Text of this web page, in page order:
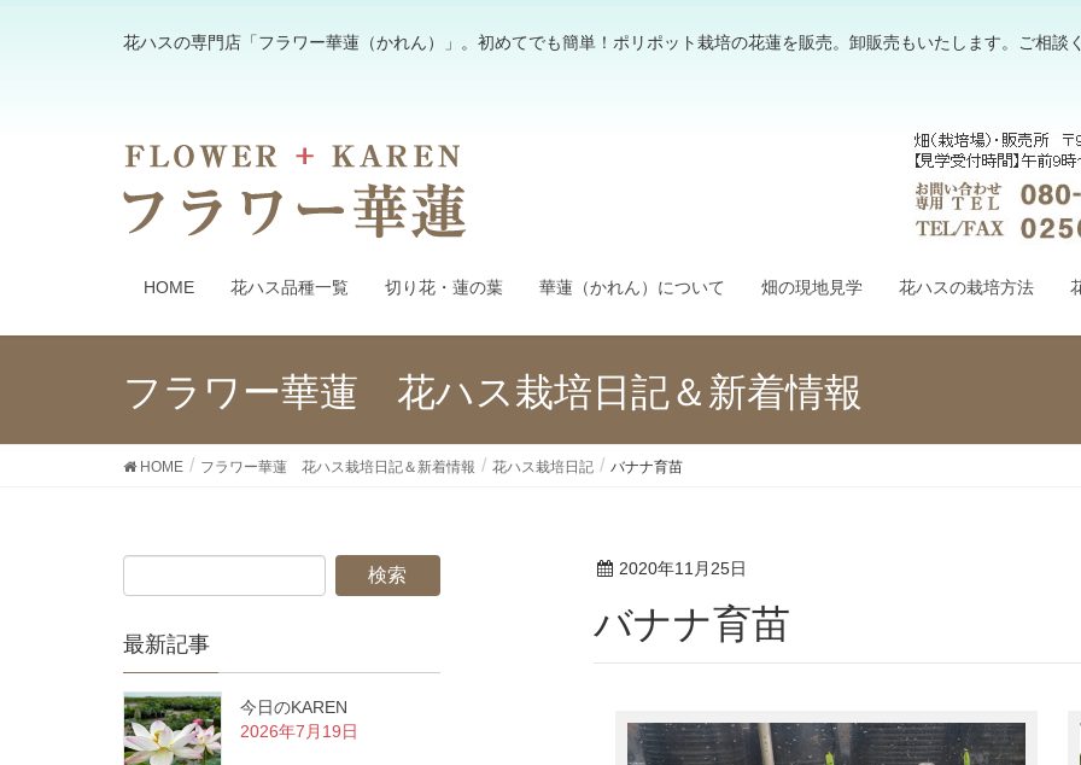
花ハスの専門店「フラワー華蓮（かれん）」。初めてでも簡単！ポリポット栽培の花蓮を販売。卸販売もいたします。ご相談
HOME 花ハス品種一覧 切り花・蓮の葉 華蓮（かれん）について 畑の現地見学 花ハスの栽培方法
フラワー華蓮 花ハス栽培日記＆新着情報
HOME フラワー華蓮 花ハス栽培日記＆新着情報 花ハス栽培日記 バナナ育苗
2020年11月25日
バナナ育苗
最新記事
今日のKAREN
2026年7月19日